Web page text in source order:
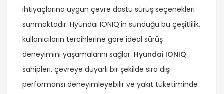
ihtiyaçlarına uygun çevre dostu sürüş seçenekleri
sunmaktadır. Hyundai IONIQ’in sunduğu bu çeşitlilik,
kullanıcıların tercihlerine göre ideal sürüş
deneyimini yaşamalarını sağlar. Hyundai IONIQ
sahipleri, çevreye duyarlı bir şekilde sıra dışı
performansı deneyimleyebilir ve yakıt tüketiminde